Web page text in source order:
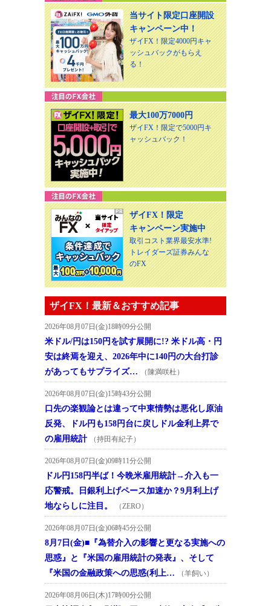
当サイト限定口座開設
キャンペーン中！
ザイFX！限定4000円キャ
ッシュバックがもらえ
る！
最大100万7000円
ザイFX！限定で5000円キ
ャッシュバック！
ザイFX！限定
キャンペーン実施中
取引コスト業界最安水準!
トレイダーズ証券みんな
のFX
ザイFX！最新＆おすすめ記事
2026年08月07日(金)18時09分公開
米ドル/円は150円を試す展開に!? 米ドル高・円
安は終焉を迎え、2026年中に140円の大台打診
があってもサプライズ…
（陳満咲杜）
2026年08月07日(金)15時43分公開
口先の楽観論とは違って中東情勢は悪化し原油
反発、ドル円も158円台に戻しドル金利上昇で
の雇用統計
（持田有紀子）
2026年08月07日(金)09時11分公開
ドル円158円半ば！今晩米雇用統計→介入も一
応警戒。日銀利上げペース加速か？9月利上げ
地ならしに注目。
（ZERO）
2026年08月07日(金)06時45分公開
8月7日(金)■『為替介入の影響と更なる実施への
思惑』と『米国の雇用統計の発表』、そして
『米国の金融政策への思惑(利上…
（羊飼い）
2026年08月06日(木)17時00分公開